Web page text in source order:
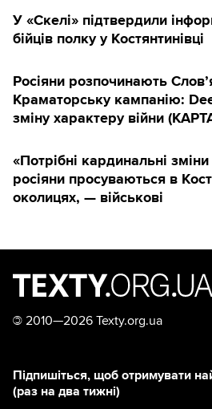
У «Скелі» підтвердили
бійців полку у Костянтинівці
Росіяни розпочинають
Краматорську кампанію:
зміну характеру війни
«Потрібні кардинальні
росіяни просуваються в
околицях, — військові
© 2010—2026 Texty.org.ua
Підпишіться, щоб отримувати
(раз на два тижні)